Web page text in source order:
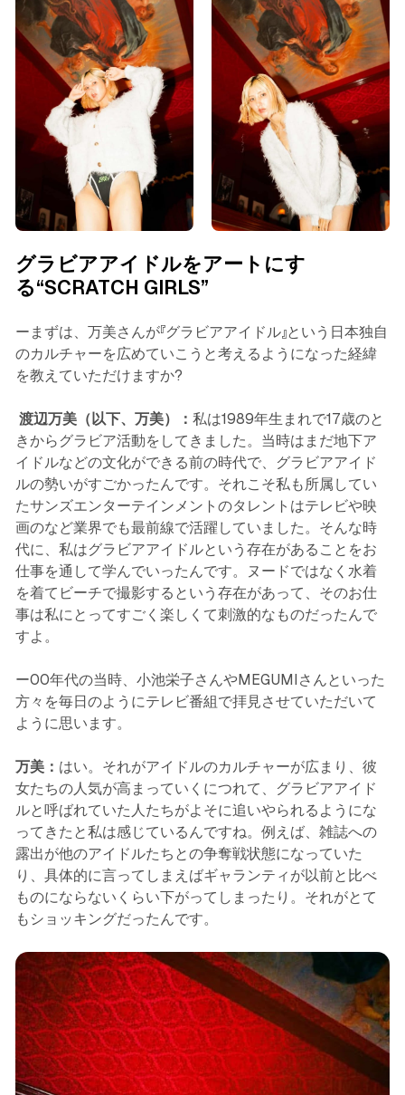
グラビアアイドルをアートにす
る“SCRATCH GIRLS”
ーまずは、万美さんが『グラビアアイドル』という日本独自
のカルチャーを広めていこうと考えるようになった経緯
を教えていただけますか?
渡辺万美（以下、万美）： 私は1989年生まれで17歳のと
きからグラビア活動をしてきました。当時はまだ地下ア
イドルなどの文化ができる前の時代で、グラビアアイド
ルの勢いがすごかったんです。それこそ私も所属してい
たサンズエンターテインメントのタレントはテレビや映
画のなど業界でも最前線で活躍していました。そんな時
代に、私はグラビアアイドルという存在があることをお
仕事を通して学んでいったんです。ヌードではなく水着
を着てビーチで撮影するという存在があって、そのお仕
事は私にとってすごく楽しくて刺激的なものだったんで
すよ。
ー00年代の当時、小池栄子さんやMEGUMIさんといった
方々を毎日のようにテレビ番組で拝見させていただいて
ように思います。
万美： はい。それがアイドルのカルチャーが広まり、彼
女たちの人気が高まっていくにつれて、グラビアアイド
ルと呼ばれていた人たちがよそに追いやられるようにな
ってきたと私は感じているんですね。例えば、雑誌への
露出が他のアイドルたちとの争奪戦状態になっていた
り、具体的に言ってしまえばギャランティが以前と比べ
ものにならないくらい下がってしまったり。それがとて
もショッキングだったんです。